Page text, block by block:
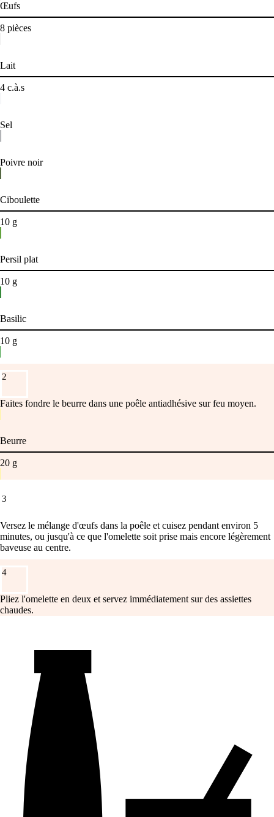
Œufs
8 pièces
Lait
4 c.à.s
Sel
Poivre noir
Ciboulette
10 g
Persil plat
10 g
Basilic
10 g
2
Faites fondre le beurre dans une poêle antiadhésive sur feu moyen.
Beurre
20 g
3
Versez le mélange d'œufs dans la poêle et cuisez pendant environ 5
minutes, ou jusqu'à ce que l'omelette soit prise mais encore légèrement
baveuse au centre.
4
Pliez l'omelette en deux et servez immédiatement sur des assiettes
chaudes.